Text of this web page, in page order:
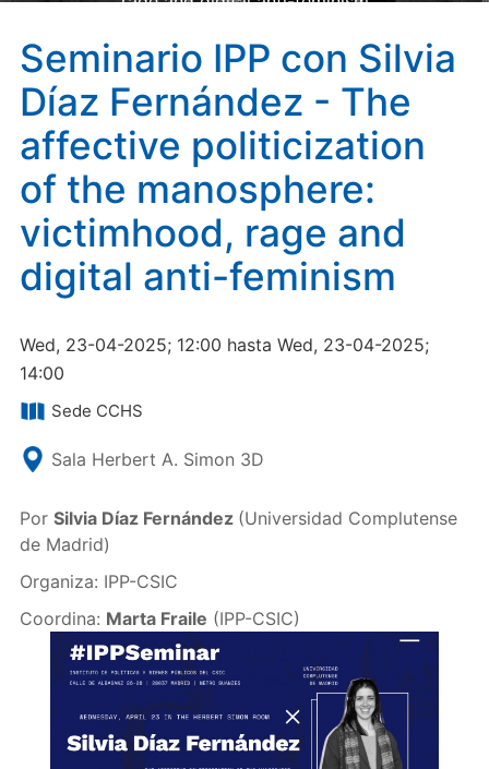
Seminario IPP con Silvia
Díaz Fernández - The
affective politicization
of the manosphere:
victimhood, rage and
digital anti-feminism
Wed, 23-04-2025; 12:00 hasta Wed, 23-04-2025;
14:00
Sede CCHS
Sala Herbert A. Simon 3D
Por Silvia Díaz Fernández (Universidad Complutense
de Madrid)
Organiza: IPP-CSIC
Coordina: Marta Fraile (IPP-CSIC)